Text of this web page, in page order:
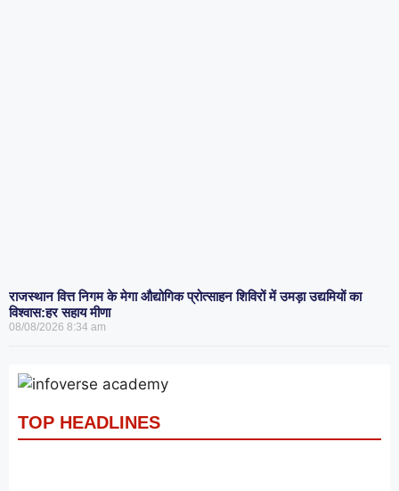
राजस्थान वित्त निगम के मेगा औद्योगिक प्रोत्साहन शिविरों में उमड़ा उद्यमियों का
विश्वास:हर सहाय मीणा
08/08/2026 8:34 am
TOP HEADLINES